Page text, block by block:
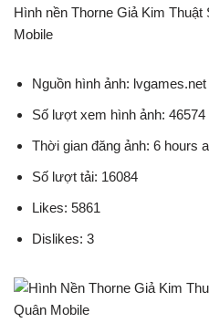
Hình nền Thorne Giả Kim
Mobile
Nguồn hình ảnh: lvgames.net
Số lượt xem hình ảnh: 46574
Thời gian đăng ảnh: 6 hours
Số lượt tải: 16084
Likes: 5861
Dislikes: 3